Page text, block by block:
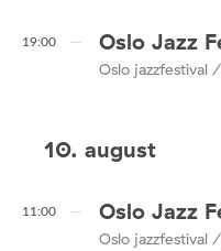
19:00 Oslo Jazz
Oslo jazzfestival
10. august
11:00 Oslo Jazz
Oslo jazzfestival